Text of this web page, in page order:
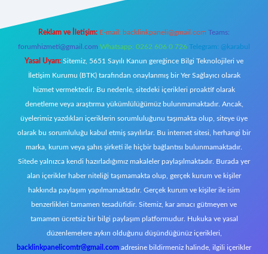
Reklam ve İletişim: E-mail: backlinkpaneli@gmail.com Teams:
forumhizmeti@gmail.com Whatsapp: 0262 606 0 726 Telegram: @karabul
Yasal Uyarı: Sitemiz, 5651 Sayılı Kanun gereğince Bilgi Teknolojileri ve
İletişim Kurumu (BTK) tarafından onaylanmış bir Yer Sağlayıcı olarak
hizmet vermektedir. Bu nedenle, sitedeki içerikleri proaktif olarak
denetleme veya araştırma yükümlülüğümüz bulunmamaktadır. Ancak,
üyelerimiz yazdıkları içeriklerin sorumluluğunu taşımakta olup, siteye üye
olarak bu sorumluluğu kabul etmiş sayılırlar. Bu internet sitesi, herhangi bir
marka, kurum veya şahıs şirketi ile hiçbir bağlantısı bulunmamaktadır.
Sitede yalnızca kendi hazırladığımız makaleler paylaşılmaktadır. Burada yer
alan içerikler haber niteliği taşımamakta olup, gerçek kurum ve kişiler
hakkında paylaşım yapılmamaktadır. Gerçek kurum ve kişiler ile isim
benzerlikleri tamamen tesadüfidir. Sitemiz, kar amacı gütmeyen ve
tamamen ücretsiz bir bilgi paylaşım platformudur. Hukuka ve yasal
düzenlemelere aykırı olduğunu düşündüğünüz içerikleri,
backlinkpanelicomtr@gmail.com adresine bildirmeniz halinde, ilgili içerikler